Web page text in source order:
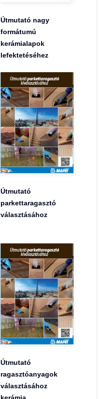
Útmutató nagy
formátumú
kerámialapok
lefektetéséhez
Útmutató
parkettaragasztó
választásához
Útmutató
ragasztóanyagok
választásához